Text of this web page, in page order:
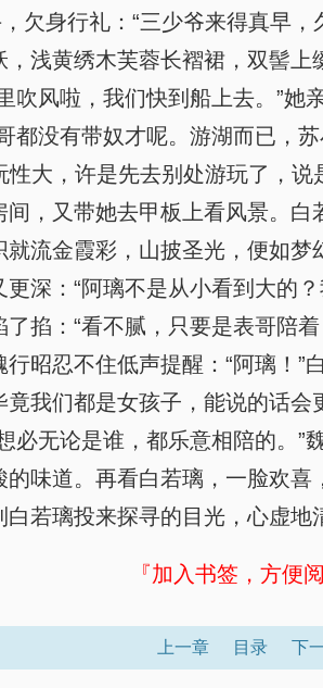
欠身行礼：“三少爷来得真早
浅黄绣木芙蓉长褶裙，双髻
吹风啦，我们快到船上去。”
都没有带奴才呢。游湖而已，
大，许是先去别处游玩了，
，又带她去甲板上看风景。
流金霞彩，山披圣光，便如
深：“阿璃不是从小看到大的
掐：“看不腻，只要是表哥陪
昭忍不住低声提醒：“阿璃！”
我们都是女孩子，能说的话
必无论是谁，都乐意相陪的。
味道。再看白若璃，一脸欢
若璃投来探寻的目光，心虚地
『加入书签，方便阅
上一章 目录 下